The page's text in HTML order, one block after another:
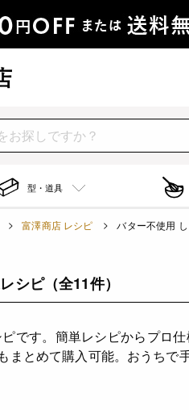
型・道具
富澤商店 レシピ バター不使用
シピ（全11件）
です。簡単レシピからプロ
とめて購入可能。おうちで